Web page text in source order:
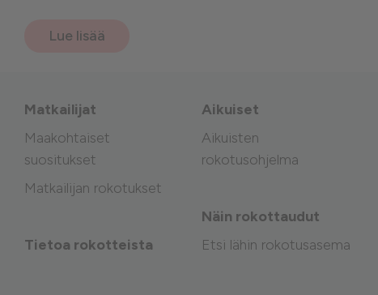
Lue lisää
Matkailijat
Maakohtaiset
suositukset
Matkailijan rokotukset
Tietoa rokotteista
Aikuiset
Aikuisten
rokotusohjelma
Näin rokottaudut
Etsi lähin rokotusasema